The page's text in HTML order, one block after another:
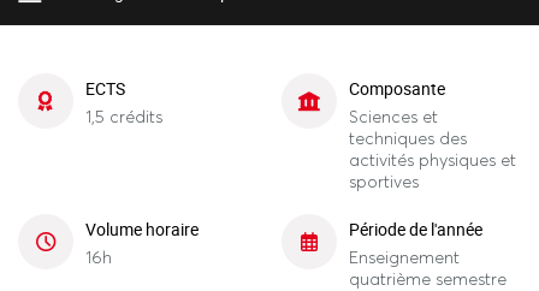
ECTS
1,5 crédits
Composante
Sciences et
techniques des
activités physiques et
sportives
Volume horaire
16h
Période de l'année
Enseignement
quatrième semestre